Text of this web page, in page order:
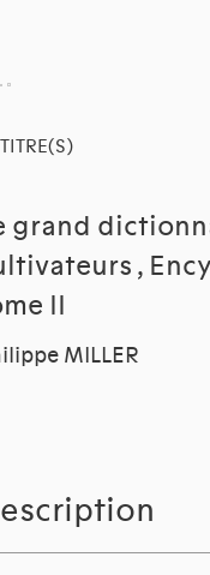
TITRE(S)
grand
,
II
MILLER